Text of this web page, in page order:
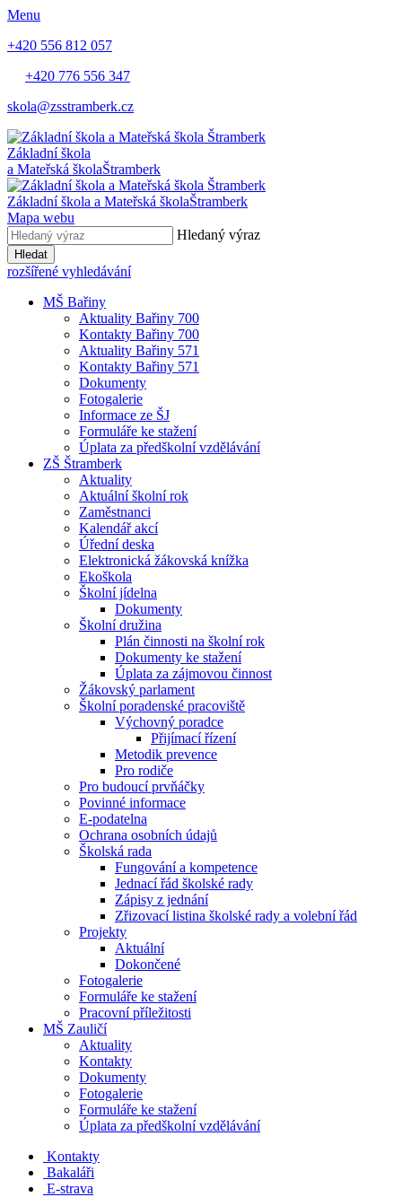
Menu
+420 556 812 057
+420 776 556 347
skola@zsstramberk.cz
Základní škola
a Mateřská školaŠtramberk
Základní škola a Mateřská školaŠtramberk
Mapa webu
Hledaný výraz
Hledat
rozšířené vyhledávání
MŠ Bařiny
Aktuality Bařiny 700
Kontakty Bařiny 700
Aktuality Bařiny 571
Kontakty Bařiny 571
Dokumenty
Fotogalerie
Informace ze ŠJ
Formuláře ke stažení
Úplata za předškolní vzdělávání
ZŠ Štramberk
Aktuality
Aktuální školní rok
Zaměstnanci
Kalendář akcí
Úřední deska
Elektronická žákovská knížka
Ekoškola
Školní jídelna
Dokumenty
Školní družina
Plán činnosti na školní rok
Dokumenty ke stažení
Úplata za zájmovou činnost
Žákovský parlament
Školní poradenské pracoviště
Výchovný poradce
Přijímací řízení
Metodik prevence
Pro rodiče
Pro budoucí prvňáčky
Povinné informace
E-podatelna
Ochrana osobních údajů
Školská rada
Fungování a kompetence
Jednací řád školské rady
Zápisy z jednání
Zřizovací listina školské rady a volební řád
Projekty
Aktuální
Dokončené
Fotogalerie
Formuláře ke stažení
Pracovní příležitosti
MŠ Zauličí
Aktuality
Kontakty
Dokumenty
Fotogalerie
Formuláře ke stažení
Úplata za předškolní vzdělávání
Kontakty
Bakaláři
E-strava